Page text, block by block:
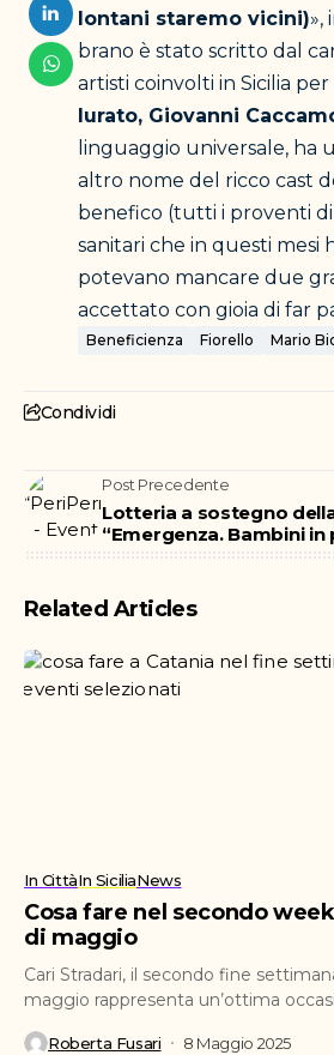
lontani staremo vicini)»,
brano è stato scritto dal
artisti coinvolti in Sicilia per
Iurato, Giovanni
linguaggio universale,
altro nome del ricco cast
benefico (tutti i proventi
sanitari che in questi mesi
potevano mancare due
accettato con gioia di far
Beneficienza Fiorello Mario
Condividi
Post Precedente
Lotteria a sostegno
“Emergenza. Bambini in
Related Articles
In CittàIn SiciliaNews
Cosa fare nel secondo
di maggio
Cari Stradari, il secondo fine
maggio rappresenta un’ottima
Roberta Fusari 8 Maggio 2025